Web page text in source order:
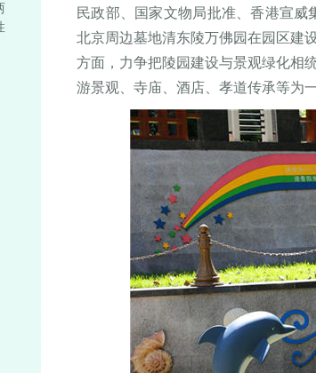
民政部、国家文物局批准、香港宣威
北京周边墓地清东陵万佛园在园区
方面，力争把陵园建设与景观绿化相
游景观、寺庙、酒店、孝道传承等为